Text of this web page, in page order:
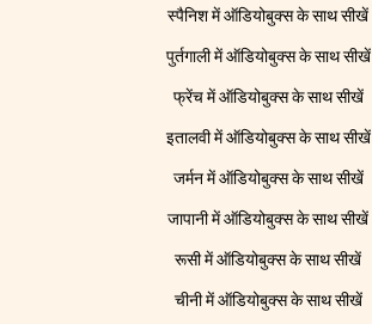
स्पैनिश में ऑडियोबुक्स के साथ सीखें
पुर्तगाली में ऑडियोबुक्स के साथ सीखें
फ्रेंच में ऑडियोबुक्स के साथ सीखें
इतालवी में ऑडियोबुक्स के साथ सीखें
जर्मन में ऑडियोबुक्स के साथ सीखें
जापानी में ऑडियोबुक्स के साथ सीखें
रूसी में ऑडियोबुक्स के साथ सीखें
चीनी में ऑडियोबुक्स के साथ सीखें